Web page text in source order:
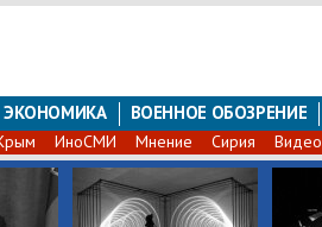
ЭКОНОМИКА ВОЕННОЕ ОБОЗРЕНИЕ
ИноСМИ Мнение Сирия Видео